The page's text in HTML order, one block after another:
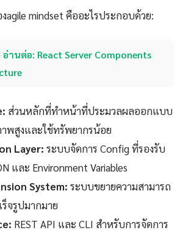
mindset คืออะไรประกอบด้วย:
อ่านต่อ: React Server Components
ส่วนหลักที่ทำหน้าที่ประมวลผลออกแบบ
พสูงและใช้ทรัพยากรน้อย
Layer: ระบบจัดการ Config ที่รองรับ
และ Environment Variables
System: ระบบขยายความสามารถ
จรูปมากมาย
REST API และ CLI สำหรับการจัดการ